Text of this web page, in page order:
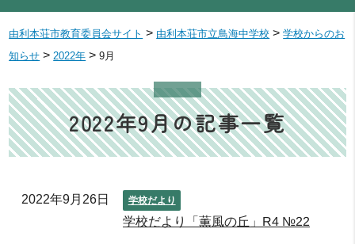
由利本荘市教育委員会サイト > 由利本荘市立鳥海中学校 >学校からのお
知らせ > 2022年 >9月
2022年9月の記事一覧
2022年9月26日 学校だより
学校だより「薫風の丘」R4 №22